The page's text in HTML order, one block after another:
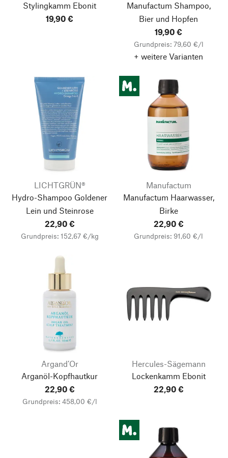
Stylingkamm Ebonit
19,90 €
Manufactum Shampoo,
Bier und Hopfen
19,90 €
Grundpreis: 79,60 €/l
+ weitere Varianten
LICHTGRÜN®
Hydro-Shampoo Goldener
Lein und Steinrose
22,90 €
Grundpreis: 152,67 €/kg
Manufactum
Manufactum Haarwasser,
Birke
22,90 €
Grundpreis: 91,60 €/l
Argand’Or
Arganöl-Kopfhautkur
22,90 €
Grundpreis: 458,00 €/l
Hercules-Sägemann
Lockenkamm Ebonit
22,90 €